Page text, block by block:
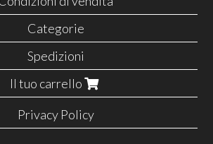
Categorie
Spedizioni
Il tuo carrello
Privacy Policy